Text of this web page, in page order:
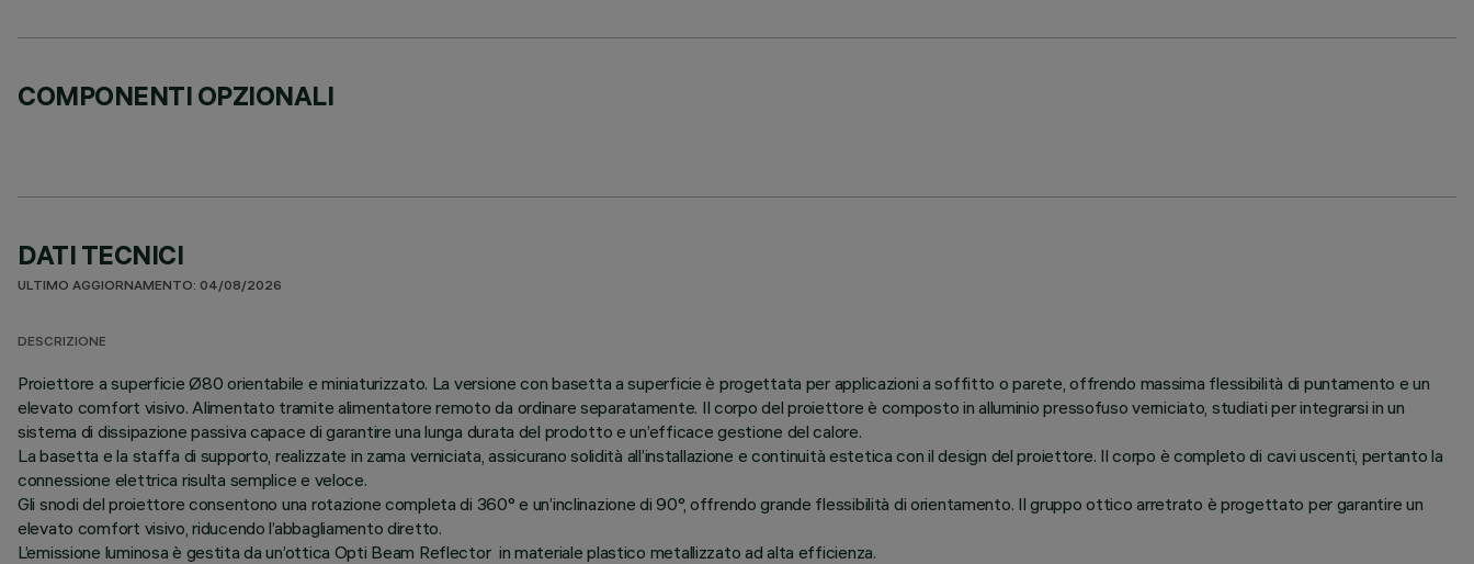
COMPONENTI OPZIONALI
DATI TECNICI
ULTIMO AGGIORNAMENTO: 04/08/2026
DESCRIZIONE
Proiettore a superficie Ø80 orientabile e miniaturizzato. La versione con basetta a superficie è progettata per applicazioni a soffitto o parete, offrendo massima flessibilità di puntamento e un
elevato comfort visivo. Alimentato tramite alimentatore remoto da ordinare separatamente. Il corpo del proiettore è composto in alluminio pressofuso verniciato, studiati per integrarsi in un
sistema di dissipazione passiva capace di garantire una lunga durata del prodotto e un’efficace gestione del calore.
La basetta e la staffa di supporto, realizzate in zama verniciata, assicurano solidità all’installazione e continuità estetica con il design del proiettore. Il corpo è completo di cavi uscenti, pertanto la
connessione elettrica risulta semplice e veloce.
Gli snodi del proiettore consentono una rotazione completa di 360° e un’inclinazione di 90°, offrendo grande flessibilità di orientamento. Il gruppo ottico arretrato è progettato per garantire un
elevato comfort visivo, riducendo l’abbagliamento diretto.
L’emissione luminosa è gestita da un’ottica Opti Beam Reflector in materiale plastico metallizzato ad alta efficienza.